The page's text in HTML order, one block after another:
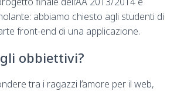
abbiamo chiesto agli studenti di
front-end di una applicazione.
obbiettivi?
tra i ragazzi l’amore per il web,